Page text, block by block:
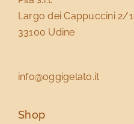
Largo dei Cappuccini 2/1
33100 Udine
info@oggigelato.it
Shop